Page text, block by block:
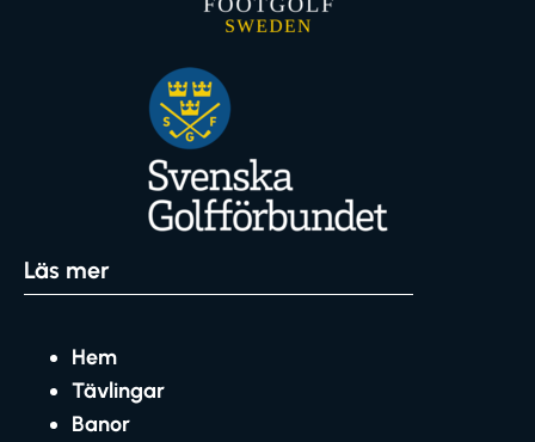
Läs mer
Hem
Tävlingar
Banor